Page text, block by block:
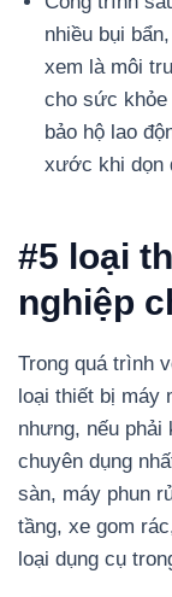
nhiều bụi
xem là môi
cho sức
bảo hộ lao
xước khi dọn
#5 loại
nghiệp
Trong quá trình
loại thiết bị máy
nhưng, nếu phải
chuyên dụng
sàn, máy phun
tầng, xe gom
loại dụng cụ